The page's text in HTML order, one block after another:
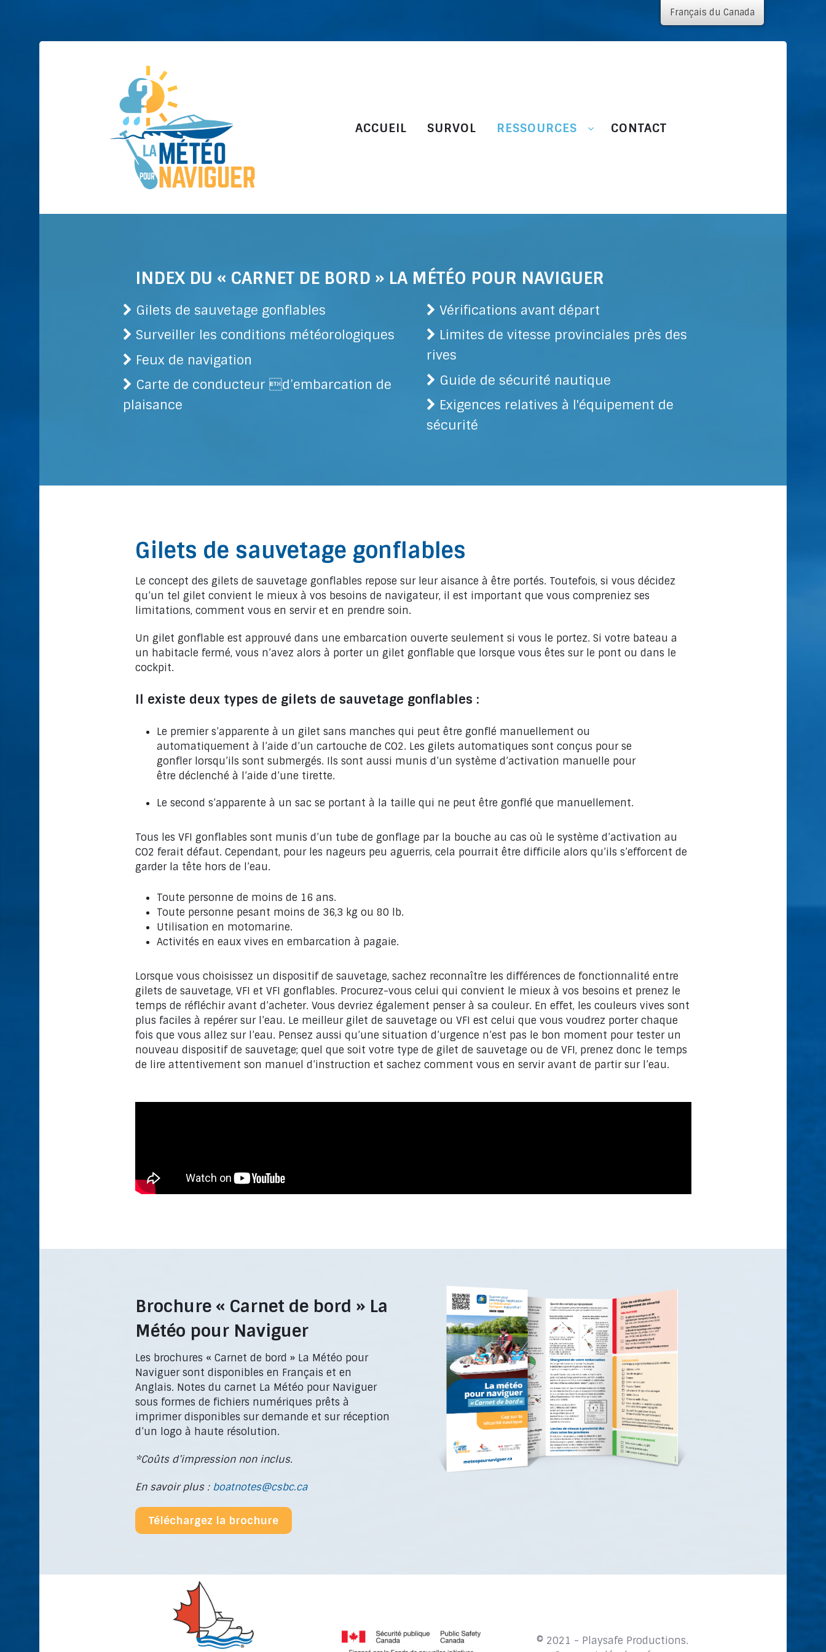
ACCUEIL SURVOL RESSOURCES CONTACT
INDEX DU « CARNET DE BORD » LA MÉTÉO POUR NAVIGUER
Gilets de sauvetage gonflables
Surveiller les conditions météorologiques
Feux de navigation
Carte de conducteur d’embarcation de
plaisance
Vérifications avant départ
Limites de vitesse provinciales près des
rives
Guide de sécurité nautique
Exigences relatives à l'équipement de
sécurité
Gilets de sauvetage gonflables
Le concept des gilets de sauvetage gonflables repose sur leur aisance à être portés. Toutefois, si vous décidez
qu’un tel gilet convient le mieux à vos besoins de navigateur, il est important que vous compreniez ses
limitations, comment vous en servir et en prendre soin.
Un gilet gonflable est approuvé dans une embarcation ouverte seulement si vous le portez. Si votre bateau a
un habitacle fermé, vous n’avez alors à porter un gilet gonflable que lorsque vous êtes sur le pont ou dans le
cockpit.
Il existe deux types de gilets de sauvetage gonflables :
Le premier s’apparente à un gilet sans manches qui peut être gonflé manuellement ou
automatiquement à l’aide d’un cartouche de CO2. Les gilets automatiques sont conçus pour se
gonfler lorsqu’ils sont submergés. Ils sont aussi munis d’un système d’activation manuelle pour
être déclenché à l’aide d’une tirette.
Le second s’apparente à un sac se portant à la taille qui ne peut être gonflé que manuellement.
Tous les VFI gonflables sont munis d’un tube de gonflage par la bouche au cas où le système d’activation au
CO2 ferait défaut. Cependant, pour les nageurs peu aguerris, cela pourrait être difficile alors qu’ils s’efforcent de
garder la tête hors de l’eau.
Toute personne de moins de 16 ans.
Toute personne pesant moins de 36,3 kg ou 80 lb.
Utilisation en motomarine.
Activités en eaux vives en embarcation à pagaie.
Lorsque vous choisissez un dispositif de sauvetage, sachez reconnaître les différences de fonctionnalité entre
gilets de sauvetage, VFI et VFI gonflables. Procurez-vous celui qui convient le mieux à vos besoins et prenez le
temps de réfléchir avant d’acheter. Vous devriez également penser à sa couleur. En effet, les couleurs vives sont
plus faciles à repérer sur l’eau. Le meilleur gilet de sauvetage ou VFI est celui que vous voudrez porter chaque
fois que vous allez sur l’eau. Pensez aussi qu’une situation d’urgence n’est pas le bon moment pour tester un
nouveau dispositif de sauvetage; quel que soit votre type de gilet de sauvetage ou de VFI, prenez donc le temps
de lire attentivement son manuel d’instruction et sachez comment vous en servir avant de partir sur l’eau.
Brochure « Carnet de bord » La
Météo pour Naviguer
Les brochures « Carnet de bord » La Météo pour
Naviguer sont disponibles en Français et en
Anglais. Notes du carnet La Météo pour Naviguer
sous formes de fichiers numériques prêts à
imprimer disponibles sur demande et sur réception
d’un logo à haute résolution.
*Coûts d’impression non inclus.
En savoir plus : boatnotes@csbc.ca
Téléchargez la brochure
© 2021 - Playsafe Productions.
Français du Canada